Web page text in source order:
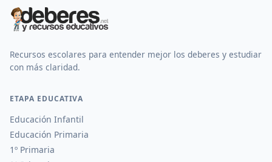
Recursos escolares para entender mejor los deberes y estudiar
con más claridad.
ETAPA EDUCATIVA
Educación Infantil
Educación Primaria
1º Primaria